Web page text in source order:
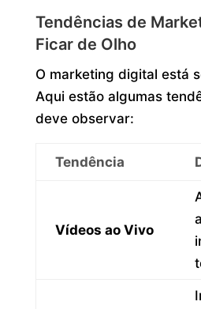
Tendências de
Ficar de Olho
O marketing digital está
Aqui estão algumas
deve observar:
Tendência
Vídeos ao Vivo